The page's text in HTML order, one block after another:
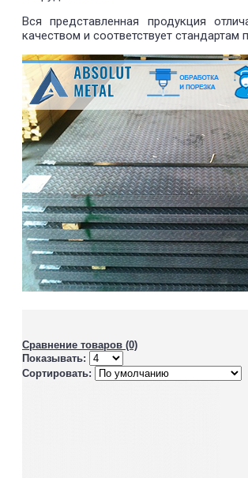
Вся представленная продукция
качеством и соответствует стандартам
Сравнение товаров (0)
Показывать:
Сортировать: